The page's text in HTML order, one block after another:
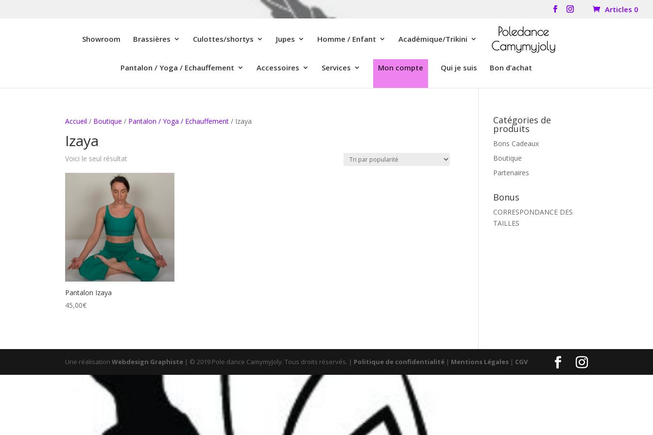
Articles 0
Showroom Brassières Culottes/shortys Jupes Homme / Enfant Académique/Trikini
Pantalon / Yoga / Echauffement Accessoires Services Mon compte Qui je suis Bon d’achat
Accueil / Boutique / Pantalon / Yoga / Echauffement / Izaya
Izaya
Voici le seul résultat
Pantalon Izaya
45,00€
Catégories de
produits
Bons Cadeaux
Boutique
Partenaires
Bonus
CORRESPONDANCE DES
TAILLES
Une réalisationWebdesign Graphiste | © 2019 Pole dance CamymyJoly. Tous droits réservés. | Politique de confidentialité | Mentions Légales | CGV